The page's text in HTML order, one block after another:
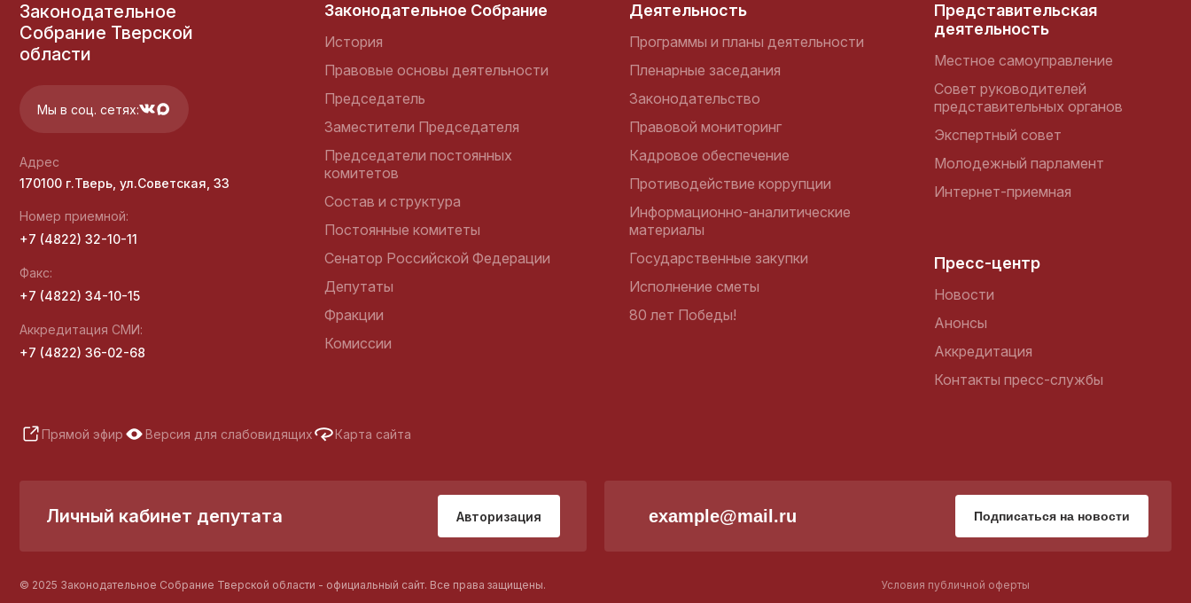
Контрольно-счетная
палата Тверской области
Избирательная комиссия
Тверской области
Тверской области
правам человека в
Уполномоченный по
Законодательное
Собрание Тверской
области
Мы в соц. сетях:
Адрес
170100 г.Тверь, ул.Советская, 33
Номер приемной:
+7 (4822) 32-10-11
Факс:
+7 (4822) 34-10-15
Аккредитация СМИ:
+7 (4822) 36-02-68
Прямой эфир Версия для слабовидящих Карта сайта
Законодательное Собрание
История
Правовые основы деятельности
Председатель
Заместители Председателя
Председатели постоянных
комитетов
Состав и структура
Постоянные комитеты
Сенатор Российской Федерации
Депутаты
Фракции
Комиссии
Деятельность
Программы и планы деятельности
Пленарные заседания
Законодательство
Правовой мониторинг
Кадровое обеспечение
Противодействие коррупции
Информационно-аналитические
материалы
Государственные закупки
Исполнение сметы
80 лет Победы!
Представительская
деятельность
Местное самоуправление
Совет руководителей
представительных органов
Экспертный совет
Молодежный парламент
Интернет-приемная
Пресс-центр
Новости
Анонсы
Аккредитация
Контакты пресс-службы
Личный кабинет депутата Авторизация Подписаться на новости
© 2025 Законодательное Собрание Тверской области - официальный сайт. Все права защищены. Условия публичной оферты